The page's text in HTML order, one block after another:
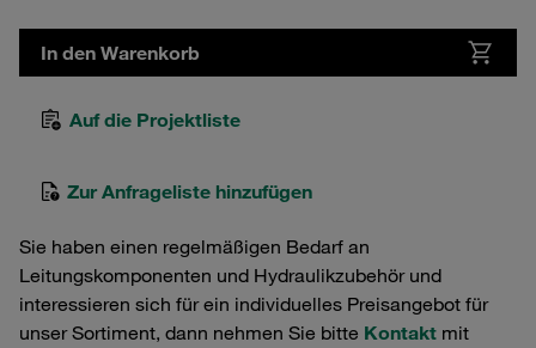
In den Warenkorb
Auf die Projektliste
Zur Anfrageliste hinzufügen
Sie haben einen regelmäßigen Bedarf an
Leitungskomponenten und Hydraulikzubehör und
interessieren sich für ein individuelles Preisangebot für
unser Sortiment, dann nehmen Sie bitte Kontakt mit